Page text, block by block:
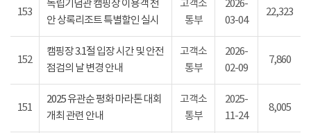
153
독립기념관 캠핑장 이용객 천
안 상록리조트 특별할인 실시
고객소
통부
2026-
03-04
22,323
152
캠핑장 3.1절 입장 시간 및 안전
점검의 날 변경 안내
고객소
통부
2026-
02-09
7,860
151
2025 유관순 평화 마라톤 대회
개최 관련 안내
고객소
통부
2025-
11-24
8,005